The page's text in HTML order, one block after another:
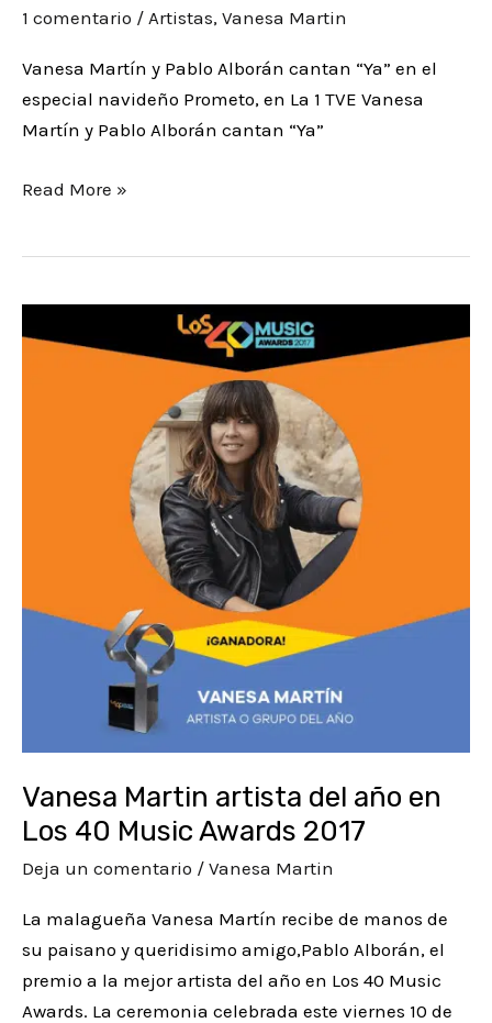
1 comentario / Artistas, Vanesa Martin
Vanesa Martín y Pablo Alborán cantan “Ya” en el
especial navideño Prometo, en La 1 TVE Vanesa
Martín y Pablo Alborán cantan “Ya”
Read More »
Vanesa Martin artista del año en
Los 40 Music Awards 2017
Deja un comentario / Vanesa Martin
La malagueña Vanesa Martín recibe de manos de
su paisano y queridisimo amigo,Pablo Alborán, el
premio a la mejor artista del año en Los 40 Music
Awards. La ceremonia celebrada este viernes 10 de
Martin
2017